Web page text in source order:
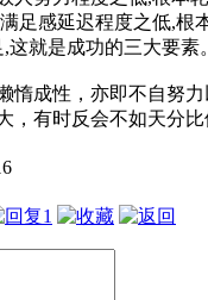
足感延迟程度之低,根
这就是成功的三大要素。
惰成性，亦即不自努
，有时反会不如天分
1